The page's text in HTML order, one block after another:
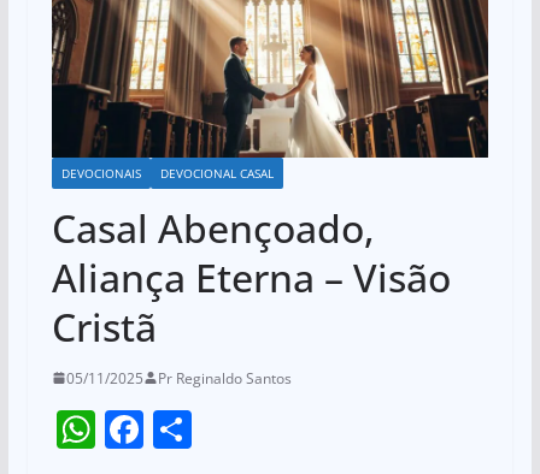
DEVOCIONAIS DEVOCIONAL CASAL
Casal Abençoado,
Aliança Eterna – Visão
Cristã
05/11/2025 Pr Reginaldo Santos
W F S